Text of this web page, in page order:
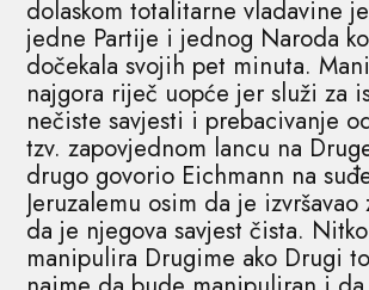
dolaskom totalitarne vladavine
jedne Partije i jednog Naroda
dočekala svojih pet minuta.
najgora riječ uopće jer služi za
nečiste savjesti i prebacivanje
tzv. zapovjednom lancu na
drugo govorio Eichmann na
Jeruzalemu osim da je
da je njegova savjest čista.
manipulira Drugime ako Drugi